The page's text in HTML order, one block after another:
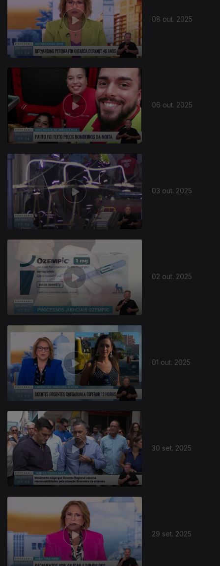
08 out. 2025
06 out. 2025
03 out. 2025
02 out. 2025
01 out. 2025
30 set. 2025
29 set. 2025